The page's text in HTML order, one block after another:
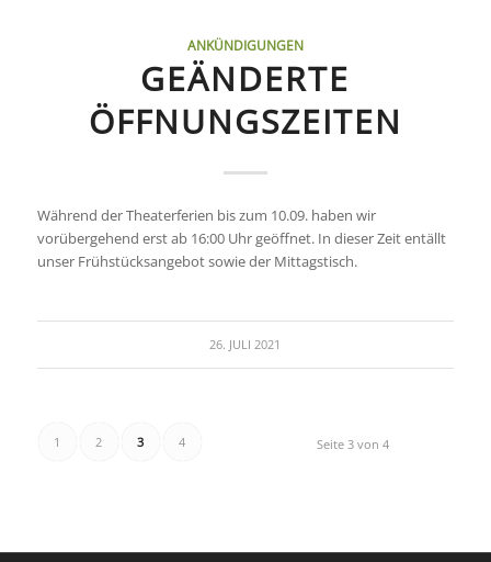
ANKÜNDIGUNGEN
GEÄNDERTE
ÖFFNUNGSZEITEN
Während der Theaterferien bis zum 10.09. haben wir
vorübergehend erst ab 16:00 Uhr geöffnet. In dieser Zeit entällt
unser Frühstücksangebot sowie der Mittagstisch.
26. JULI 2021
Seite 3 von 4
1 2 3 4